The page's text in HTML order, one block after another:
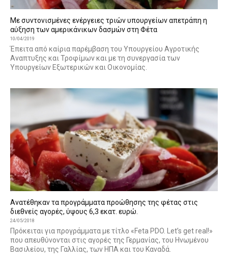
Με συντονισμένες ενέργειες τριών υπουργείων απετράπη η
αύξηση των αμερικάνικων δασμών στη Φέτα
10/04/2019
Έπειτα από καίρια παρέμβαση του Υπουργείου Αγροτικής
Αναπτυξης και Τροφίμων και με τη συνεργασία των
Υπουργείων Εξωτερικών και Οικονομίας.
Ανατέθηκαν τα προγράμματα προώθησης της φέτας στις
διεθνείς αγορές, ύψους 6,3 εκατ. ευρώ.
24/05/2018
Πρόκειται για προγράμματα με τίτλο «Feta PDO. Let’s get real!»
που απευθύνονται στις αγορές της Γερμανίας, του Ηνωμένου
Βασιλείου, της Γαλλίας, των ΗΠΑ και του Καναδά.